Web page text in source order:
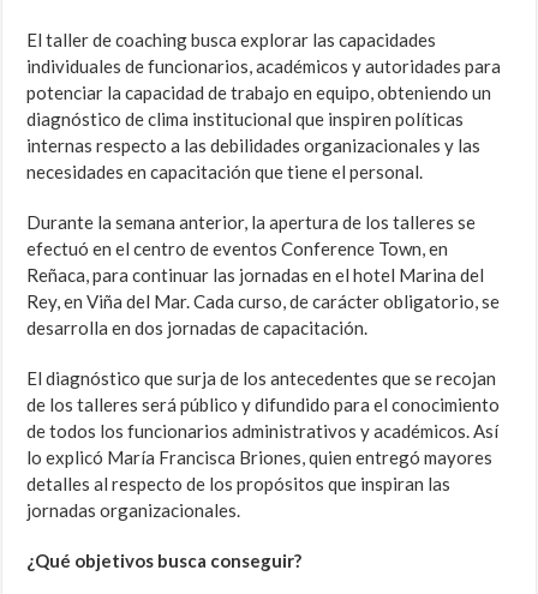
El taller de coaching busca explorar las capacidades
individuales de funcionarios, académicos y autoridades para
potenciar la capacidad de trabajo en equipo, obteniendo un
diagnóstico de clima institucional que inspiren políticas
internas respecto a las debilidades organizacionales y las
necesidades en capacitación que tiene el personal.
Durante la semana anterior, la apertura de los talleres se
efectuó en el centro de eventos Conference Town, en
Reñaca, para continuar las jornadas en el hotel Marina del
Rey, en Viña del Mar. Cada curso, de carácter obligatorio, se
desarrolla en dos jornadas de capacitación.
El diagnóstico que surja de los antecedentes que se recojan
de los talleres será público y difundido para el conocimiento
de todos los funcionarios administrativos y académicos. Así
lo explicó María Francisca Briones, quien entregó mayores
detalles al respecto de los propósitos que inspiran las
jornadas organizacionales.
¿Qué objetivos busca conseguir?